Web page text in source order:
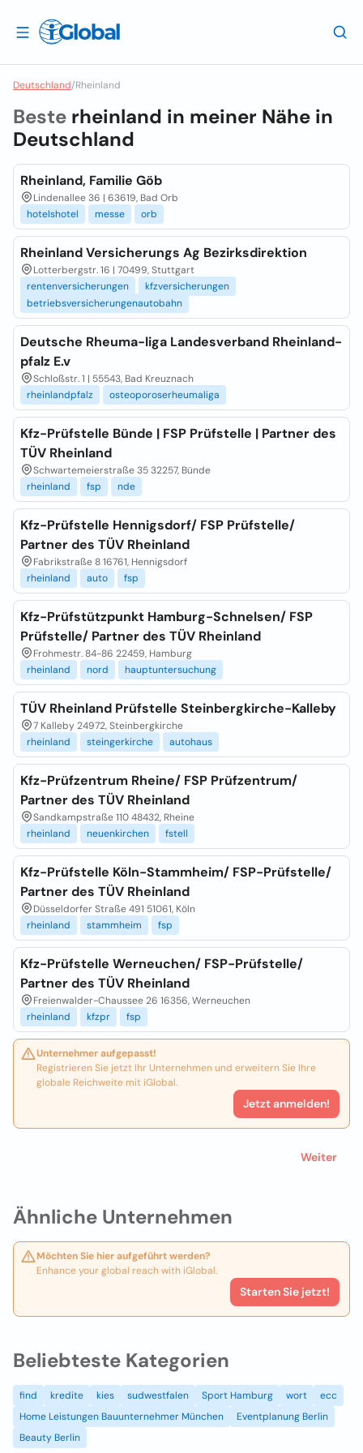
Deutschland/Rheinland
Ähnliche Unternehmen
Möchten Sie hier aufgeführt werden?
Enhance your global reach with iGlobal.
Starten Sie jetzt!
Beste rheinland in meiner Nähe in
Deutschland
Rheinland, Familie Göb
Lindenallee 36 | 63619, Bad Orb
hotelshotel
messe orb
Rheinland Versicherungs Ag Bezirksdirektion
Lotterbergstr. 16 | 70499, Stuttgart
rentenversicherungen
kfzversicherungen
betriebsversicherungenautobahn
Deutsche Rheuma-liga Landesverband Rheinland-
pfalz E.v
Schloßstr. 1 | 55543, Bad Kreuznach
rheinlandpfalz
osteoporoserheumaliga
Kfz-Prüfstelle Bünde | FSP Prüfstelle | Partner des
TÜV Rheinland
Schwartemeierstraße 35 32257, Bünde
rheinland
fsp nde
Kfz-Prüfstelle Hennigsdorf/ FSP Prüfstelle/
Partner des TÜV Rheinland
Fabrikstraße 8 16761, Hennigsdorf
rheinland
auto fsp
Kfz-Prüfstützpunkt Hamburg-Schnelsen/ FSP
Prüfstelle/ Partner des TÜV Rheinland
Frohmestr. 84-86 22459, Hamburg
rheinland
nord hauptuntersuchung
TÜV Rheinland Prüfstelle Steinbergkirche-Kalleby
7 Kalleby 24972, Steinbergkirche
rheinland
steingerkirche autohaus
Kfz-Prüfzentrum Rheine/ FSP Prüfzentrum/
Partner des TÜV Rheinland
Sandkampstraße 110 48432, Rheine
rheinland
neuenkirchen fstell
Kfz-Prüfstelle Köln-Stammheim/ FSP-Prüfstelle/
Partner des TÜV Rheinland
Düsseldorfer Straße 491 51061, Köln
rheinland
stammheim fsp
Kfz-Prüfstelle Werneuchen/ FSP-Prüfstelle/
Partner des TÜV Rheinland
Freienwalder-Chaussee 26 16356, Werneuchen
rheinland
kfzpr fsp
Unternehmer aufgepasst!
Registrieren Sie jetzt Ihr Unternehmen und erweitern Sie Ihre
globale Reichweite mit iGlobal.
Jetzt anmelden!
Weiter
Beliebteste Kategorien
find kredite kies sudwestfalen Sport Hamburg wort
ecc
Home Leistungen Bauunternehmer München
Eventplanung Berlin
Beauty Berlin